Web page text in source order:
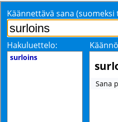
Käännettävä sana (suomeksi
Hakuluettelo:
surloins
Sana